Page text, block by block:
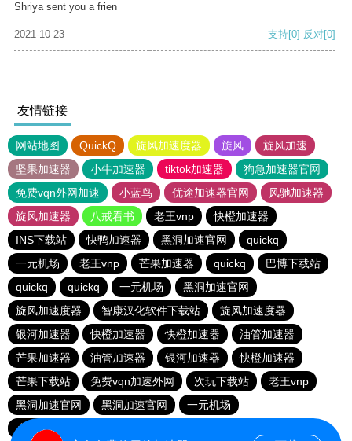
Shriya sent you a frien
2021-10-23 支持[0] 反对[0]
友情链接
网站地图 QuickQ 旋风加速度器 旋风
旋风加速
坚果加速器
小牛加速器 tiktok加速器
狗急加速器官网
免费vqn外网加速
小蓝鸟 优途加速器官网
风驰加速器
旋风加速器
八戒看书 老王vnp
快橙加速器
INS下载站
快鸭加速器 黑洞加速官网
quickq
一元机场
老王vnp 芒果加速器 quickq
巴博下载站
quickq
quickq 一元机场
黑洞加速官网
旋风加速度器
智康汉化软件下载站
旋风加速度器
银河加速器
快橙加速器 快橙加速器
油管加速器
芒果加速器
油管加速器 银河加速器
快橙加速器
芒果下载站
免费vqn加速外网 次玩下载站
老王vnp
黑洞加速官网
黑洞加速官网
一元机场
小猫咪ciash加速器